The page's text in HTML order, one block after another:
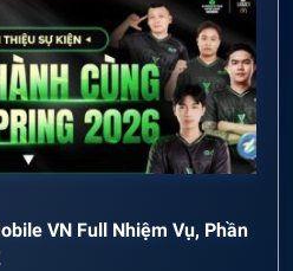
VN Full Nhiệm Vụ, Phần